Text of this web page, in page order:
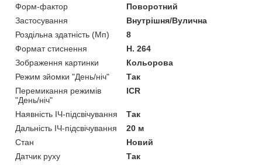
Форм-фактор
Поворотний
Застосування
Внутрішня/Вулична
Роздільна здатність (Мп)
8
Формат стиснення
H. 264
Зображення картинки
Кольорова
Режим зйомки "День/ніч"
Так
Перемикання режимів
"День/ніч"
ICR
Наявність ІЧ-підсвічування
Так
Дальність ІЧ-підсвічування
20 м
Стан
Новий
Датчик руху
Так